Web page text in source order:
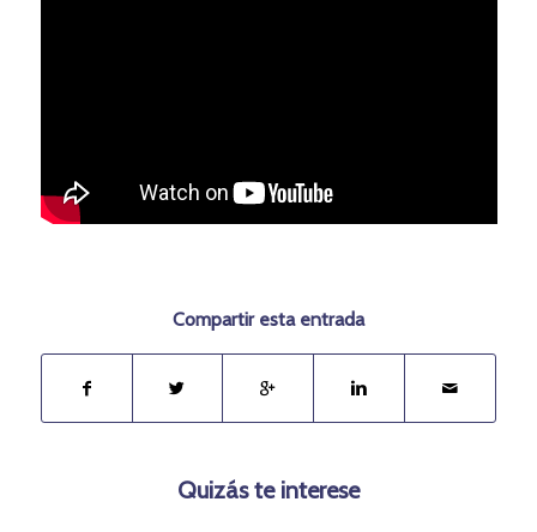
Compartir esta entrada
Quizás te interese